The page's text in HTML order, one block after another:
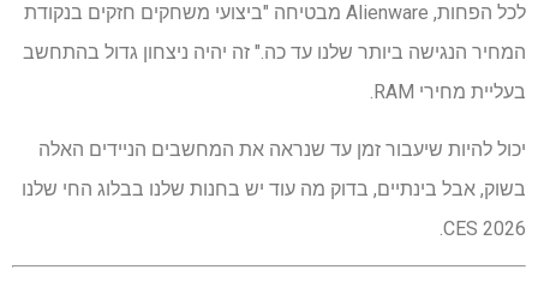
לכל הפחות, Alienware מבטיחה "ביצועי משחקים חזקים בנקודת
המחיר הנגישה ביותר שלנו עד כה." זה יהיה ניצחון גדול בהתחשב
בעליית מחירי RAM.
יכול להיות שיעבור זמן עד שנראה את המחשבים הניידים האלה
בשוק, אבל בינתיים, בדוק מה עוד יש בחנות שלנו בבלוג החי שלנו
CES 2026.